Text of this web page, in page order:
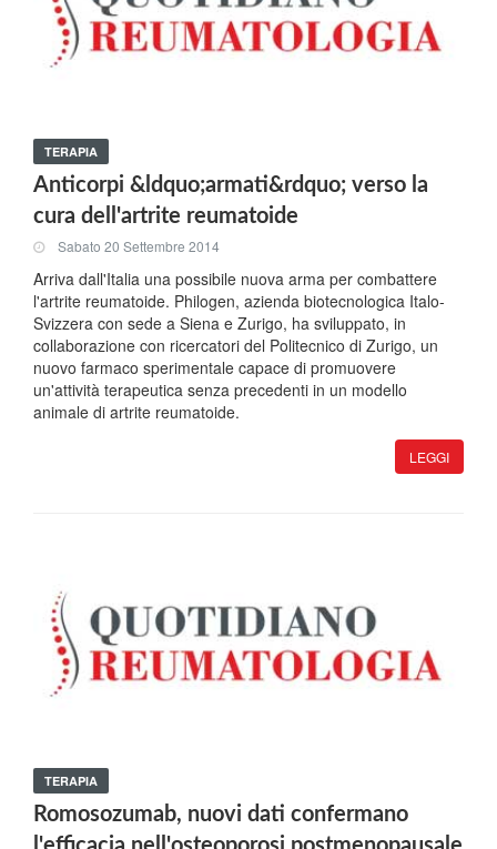
TERAPIA
Anticorpi &ldquo;armati&rdquo; verso la
cura dell'artrite reumatoide
Sabato 20 Settembre 2014
Arriva dall'Italia una possibile nuova arma per combattere
l'artrite reumatoide. Philogen, azienda biotecnologica Italo-
Svizzera con sede a Siena e Zurigo, ha sviluppato, in
collaborazione con ricercatori del Politecnico di Zurigo, un
nuovo farmaco sperimentale capace di promuovere
un'attività terapeutica senza precedenti in un modello
animale di artrite reumatoide.
LEGGI
TERAPIA
Romosozumab, nuovi dati confermano